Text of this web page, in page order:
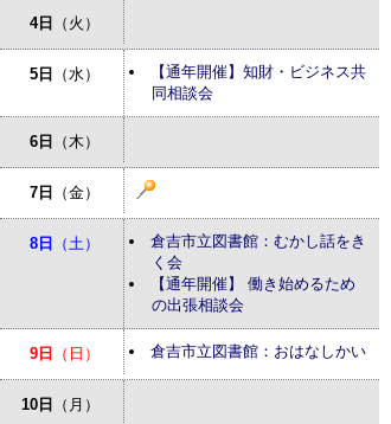
4日 （火）
5日 （水）
【通年開催】知財・ビジネス共
同相談会
6日 （木）
7日 （金）
8日 （土）
倉吉市立図書館：むかし話をき
く会
【通年開催】 働き始めるため
の出張相談会
9日 （日） 倉吉市立図書館：おはなしかい
10日 （月）